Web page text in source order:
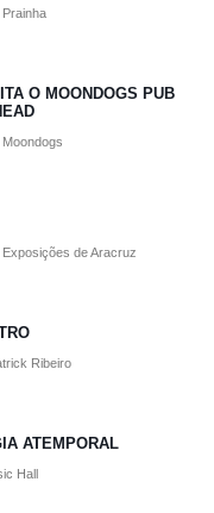
Prainha
O MOONDOGS PUB
Exposições de Aracruz
Ribeiro
ATEMPORAL
Hall